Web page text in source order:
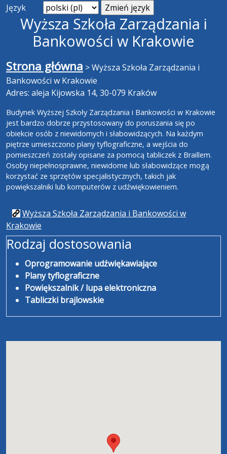
Język
Wyższa Szkoła Zarządzania i
Bankowości w Krakowie
Strona główna >Wyższa Szkoła Zarządzania i
Bankowości w Krakowie
Adres: aleja Kijowska 14, 30-079 Kraków
Budynek Wyższej Szkoły Zarządzania i Bankowości w Krakowie
jest bardzo dobrze przystosowany do poruszania się po
obiekcie osób z niewidomych i słabowidzących. Na każdym
piętrze umieszczono plany tyflograficzne, a wejścia do
pomieszczeń zostały opisane za pomocą tabliczek z Braillem.
Osoby niepełnosprawne, niewidome lub słabowidzące mogą
korzystać ze sprzętów specjalistycznych, takich jak
powiększalniki lub komputerów z udźwiękowieniem.
Wyższa Szkoła Zarządzania i Bankowości w
Krakowie
Rodzaj dostosowania
Oprogramowanie udźwiękawiające
Plany tyflograficzne
Powiększalnik / lupa elektroniczna
Tabliczki brajlowskie